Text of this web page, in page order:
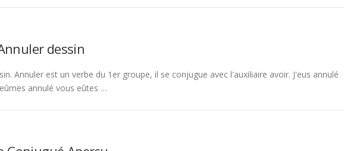
dessin
Annuler est un verbe du 1er groupe, il se conjugue avec l'auxiliaire avoir. J'eus annulé
annulé vous eûtes …